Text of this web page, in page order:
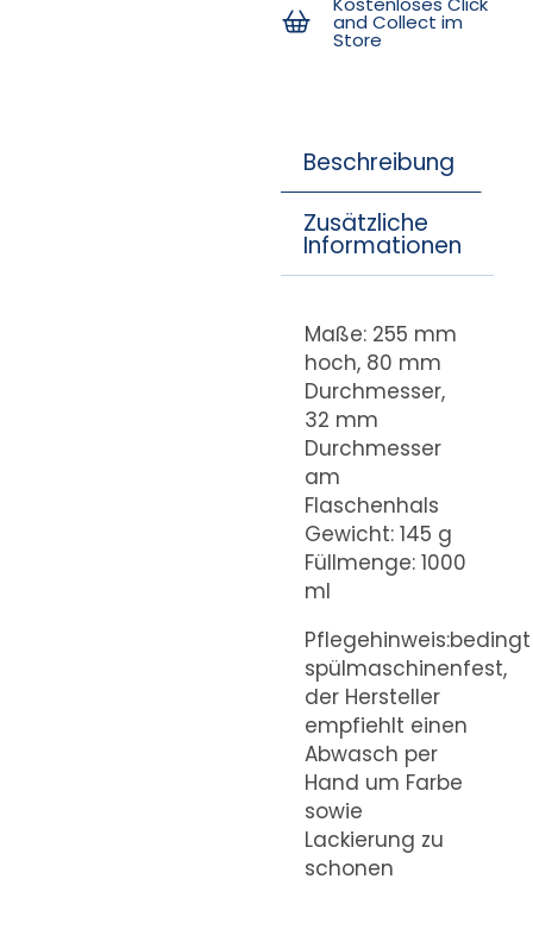
and Collect im
Store
Beschreibung
Zusätzliche
Informationen
Maße: 255 mm
hoch, 80 mm
Durchmesser,
32 mm
Durchmesser
am
Flaschenhals
Gewicht: 145 g
Füllmenge: 1000
ml
Pflegehinweis:bedingt
spülmaschinenfest,
der Hersteller
empfiehlt einen
Abwasch per
Hand um Farbe
sowie
Lackierung zu
schonen